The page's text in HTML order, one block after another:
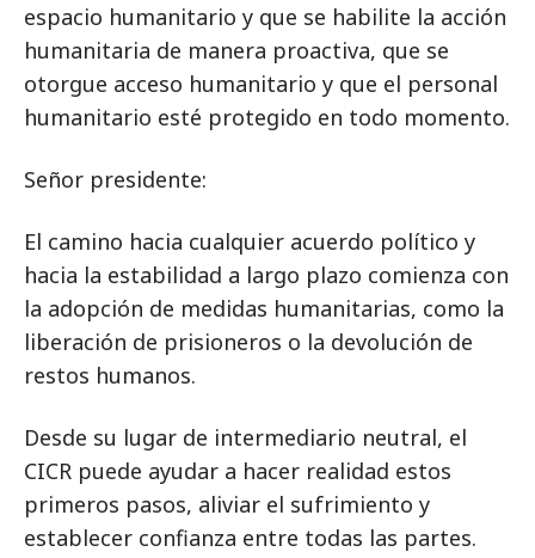
espacio humanitario y que se habilite la acción
humanitaria de manera proactiva, que se
otorgue acceso humanitario y que el personal
humanitario esté protegido en todo momento.
Señor presidente:
El camino hacia cualquier acuerdo político y
hacia la estabilidad a largo plazo comienza con
la adopción de medidas humanitarias, como la
liberación de prisioneros o la devolución de
restos humanos.
Desde su lugar de intermediario neutral, el
CICR puede ayudar a hacer realidad estos
primeros pasos, aliviar el sufrimiento y
establecer confianza entre todas las partes.